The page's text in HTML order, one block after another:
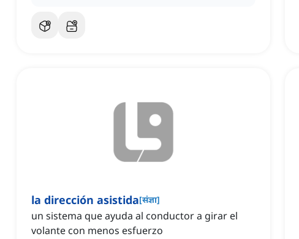
la dirección asistida[संज्ञा]
un sistema que ayuda al conductor a girar el
volante con menos esfuerzo